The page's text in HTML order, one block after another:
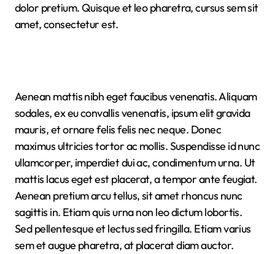
dolor pretium. Quisque et leo pharetra, cursus sem sit
amet, consectetur est.
Aenean mattis nibh eget faucibus venenatis. Aliquam
sodales, ex eu convallis venenatis, ipsum elit gravida
mauris, et ornare felis felis nec neque. Donec
maximus ultricies tortor ac mollis. Suspendisse id nunc
ullamcorper, imperdiet dui ac, condimentum urna. Ut
mattis lacus eget est placerat, a tempor ante feugiat.
Aenean pretium arcu tellus, sit amet rhoncus nunc
sagittis in. Etiam quis urna non leo dictum lobortis.
Sed pellentesque et lectus sed fringilla. Etiam varius
sem et augue pharetra, at placerat diam auctor.